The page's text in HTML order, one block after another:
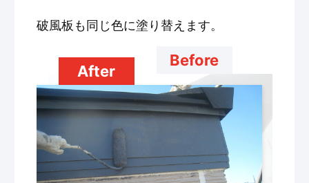
破風板も同じ色に塗り替えます。
Before
After